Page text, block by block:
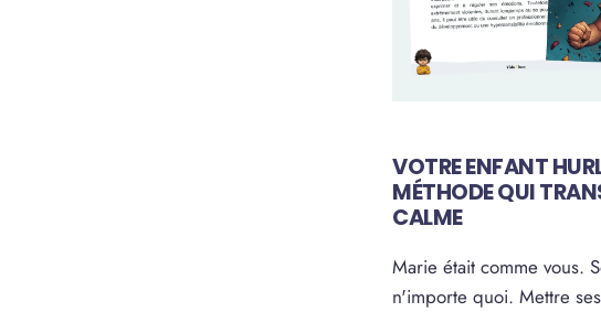
VOTRE ENFANT
MÉTHODE QUI
CALME
Marie était comme vous.
n'importe quoi. Mettre